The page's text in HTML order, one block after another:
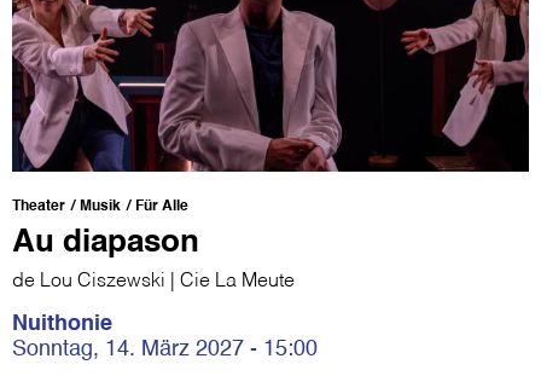
Theater Musik Für Alle
Au diapason
de Lou Ciszewski | Cie La Meute
Nuithonie
Sonntag, 14. März 2027 - 15:00